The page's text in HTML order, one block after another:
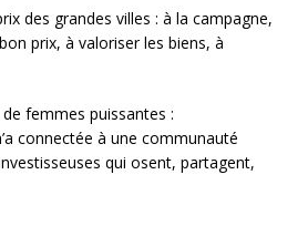
des grandes villes : à la campagne,
prix, à valoriser les biens, à
femmes puissantes :
connectée à une communauté
qui osent, partagent,